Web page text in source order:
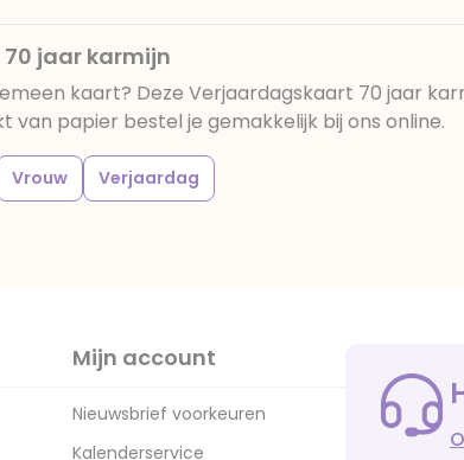
jaar karmijn
kaart? Deze Verjaardagskaart 70 jaar
van papier bestel je gemakkelijk bij ons online.
Vrouw Verjaardag
Mijn account
Nieuwsbrief voorkeuren
Kalenderservice